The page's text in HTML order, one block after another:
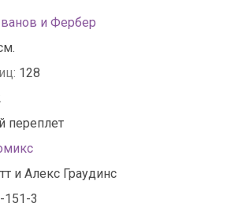
и Фербер
128
переплет
и Алекс Граудинс
151-3